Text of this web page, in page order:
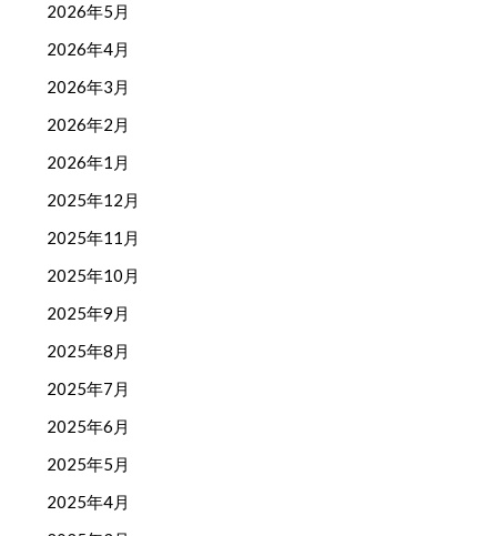
2026年5月
2026年4月
2026年3月
2026年2月
2026年1月
2025年12月
2025年11月
2025年10月
2025年9月
2025年8月
2025年7月
2025年6月
2025年5月
2025年4月